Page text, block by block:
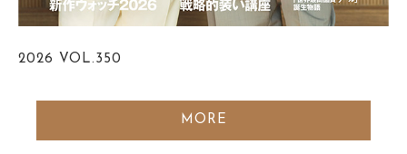
2026 VOL.350
MORE